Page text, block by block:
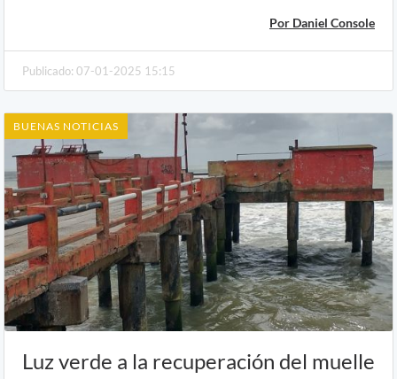
Por Daniel Console
Publicado: 07-01-2025 15:15
BUENAS NOTICIAS
Luz verde a la recuperación del muelle